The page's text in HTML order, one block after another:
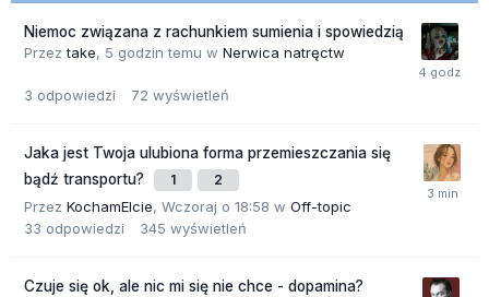
Niemoc związana z rachunkiem sumienia i spowiedzią
Przeztake, 5 godzin temu w Nerwica natręctw
3 odpowiedzi 72 wyświetleń
Jaka jest Twoja ulubiona forma przemieszczania się
bądź transportu?
1 2
Przez KochamElcie, Wczoraj o 18:58 w Off-topic
33 odpowiedzi 345 wyświetleń
Czuje się ok, ale nic mi się nie chce - dopamina?